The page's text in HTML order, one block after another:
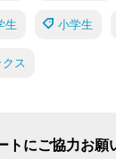
生 小学生
ス
トにご協力お願